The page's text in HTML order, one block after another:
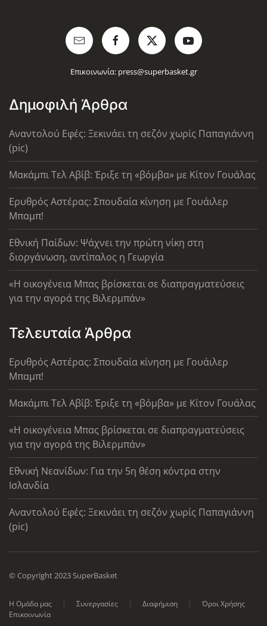
Επικοινωνία: press@superbasket.gr
Δημοφιλή Άρθρα
Αναντολού Εφές: Ξεκινάει τη σεζόν χωρίς Παπαγιάννη
(pic)
Μακάμπι Τελ Αβίβ: Έριξε τη «βόμβα» με Κίτον Γουάλας
Ερυθρός Αστέρας: Σπουδαία κίνηση με Γουάιλερ
Μπαμπ!
Εθνική Παίδων: Ψάχνει την πρώτη νίκη στη
διοργάνωση, αντίπαλος η Γεωργία
«Η οικογένεια Μπας βρίσκεται σε διαπραγματεύσεις
για την αγορά της Βιλερμπάν»
Τελευταία Άρθρα
Ερυθρός Αστέρας: Σπουδαία κίνηση με Γουάιλερ
Μπαμπ!
Μακάμπι Τελ Αβίβ: Έριξε τη «βόμβα» με Κίτον Γουάλας
«Η οικογένεια Μπας βρίσκεται σε διαπραγματεύσεις
για την αγορά της Βιλερμπάν»
Εθνική Νεανίδων: Για την 5η θέση κόντρα στην
Ισλανδία
Αναντολού Εφές: Ξεκινάει τη σεζόν χωρίς Παπαγιάννη
(pic)
© Copyright 2023 SuperBasket
Η Ομάδα μας Συνεργασίες Διαφήμιση
Όροι Χρήσης
Επικοινωνία